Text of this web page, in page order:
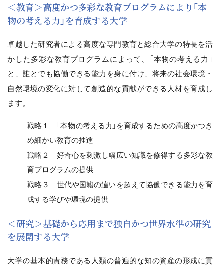
＜教育＞高度かつ多彩な教育プログラムにより「本
物の考える力」を育成する大学
卓越した研究者による高度な専門教育と総合大学の特長を活
かした多彩な教育プログラムによって、「本物の考える力」
と、誰とでも協働できる能力を身に付け、将来の社会環境・
自然環境の変化に対して創造的な貢献ができる人材を育成し
ます。
戦略１ 「本物の考える力」を育成するための高度かつき
め細かい教育の推進
戦略２ 好奇心を刺激し幅広い知識を修得する多彩な教
育プログラムの提供
戦略３ 世代や国籍の違いを超えて協働できる能力を育
成する学びや環境の提供
＜研究＞基礎から応用まで独自かつ世界水準の研究
を展開する大学
大学の基本的責務である人類の普遍的な知の資産の形成に貢